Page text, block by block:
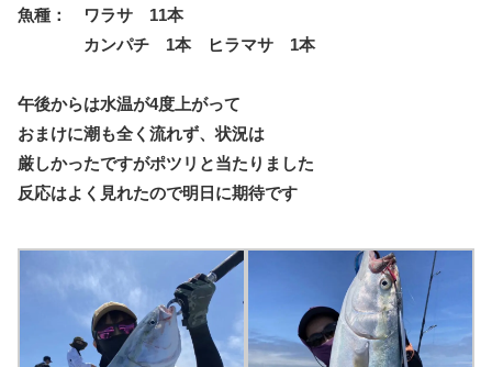
魚種： ワラサ 11本
カンパチ 1本 ヒラマサ 1本
午後からは水温が4度上がって
おまけに潮も全く流れず、状況は
厳しかったですがポツリと当たりました
反応はよく見れたので明日に期待です